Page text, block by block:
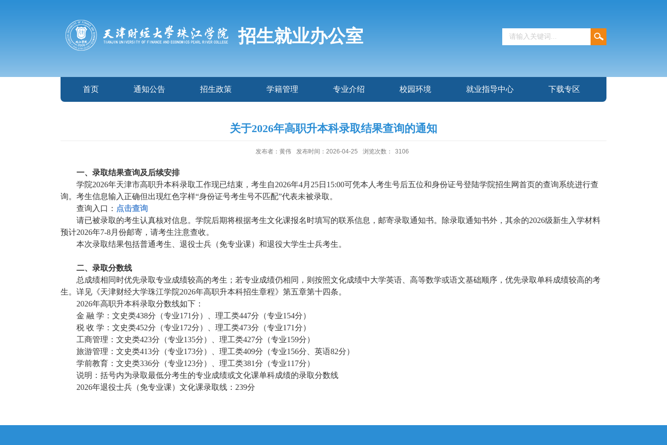
招生就业办公室
首页 通知公告 招生政策 学籍管理 专业介绍 校园环境 就业指导中心 下载专区
关于2026年高职升本科录取结果查询的通知
发布者：黄伟 发布时间：2026-04-25 浏览次数： 3106
一、录取结果查询及后续安排
学院2026年天津市高职升本科录取工作现已结束，考生自2026年4月25日15:00可凭本人考生号后五位和身份证号登陆学院招生网首页的查询系统进行查
询。考生信息输入正确但出现红色字样“身份证号考生号不匹配”代表未被录取。
查询入口： 点击查询
请已被录取的考生认真核对信息。学院后期将根据考生文化课报名时填写的联系信息，邮寄录取通知书。除录取通知书外，其余的2026级新生入学材料
预计2026年7-8月份邮寄，请考生注意查收。
本次录取结果包括普通考生、退役士兵（免专业课）和退役大学生士兵考生。
二、录取分数线
总成绩相同时优先录取专业成绩较高的考生；若专业成绩仍相同，则按照文化成绩中大学英语、高等数学或语文基础顺序，优先录取单科成绩较高的考
生。详见《天津财经大学珠江学院2026年高职升本科招生章程》第五章第十四条。
2026年高职升本科录取分数线如下：
金 融 学：文史类438分（专业171分）、理工类447分（专业154分）
税 收 学：文史类452分（专业172分）、理工类473分（专业171分）
工商管理：文史类423分（专业135分）、理工类427分（专业159分）
旅游管理：文史类413分（专业173分）、理工类409分（专业156分、英语82分）
学前教育：文史类336分（专业123分）、理工类381分（专业117分）
说明： 括号内为录取最低分考生的专业成绩或文化课单科成绩的录取分数线
2026年退役士兵（免专业课）文化课录取线：239分